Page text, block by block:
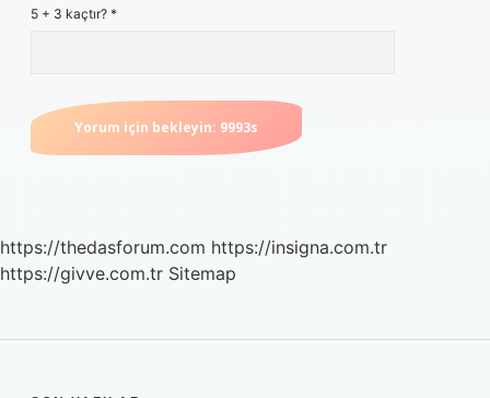
5 + 3 kaçtır? *
https://thedasforum.com https://insigna.com.tr
https://givve.com.tr Sitemap